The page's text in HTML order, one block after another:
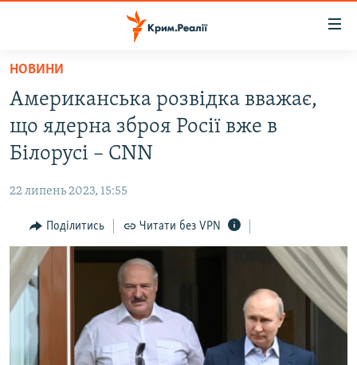
Перейти
основного
матеріалу
Перейти
до
основної
Перейти
до
пошуку
ВОДА.КРИМ
ВІДЕО ТА ФОТО
БЛОГИ
ПОГЛЯД
ІНТЕРВ'Ю
ВСЕ ЗА ДЕНЬ
СПЕЦПРОЕКТИ
ДЕПОРТАЦІЯ
ЯК ОБІЙТИ БЛОКУВАННЯ
НОВИНИ
Американська розвідка вважає,
що ядерна зброя Росії вже в
Білорусі – CNN
22 липень 2023, 15:55
Поділитись Читати без VPN